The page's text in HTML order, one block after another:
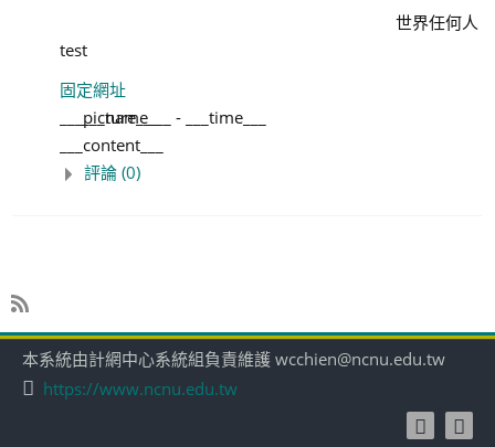
世界任何人
test
固定網址
___picture___
___name___ -
___time___
___content___
評論 (0)
本系統由計網中心系統組負責維護 wcchien@ncnu.edu.tw
https://www.ncnu.edu.tw